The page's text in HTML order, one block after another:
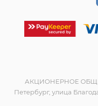
АКЦИОНЕРНОЕ
Петербург, улица